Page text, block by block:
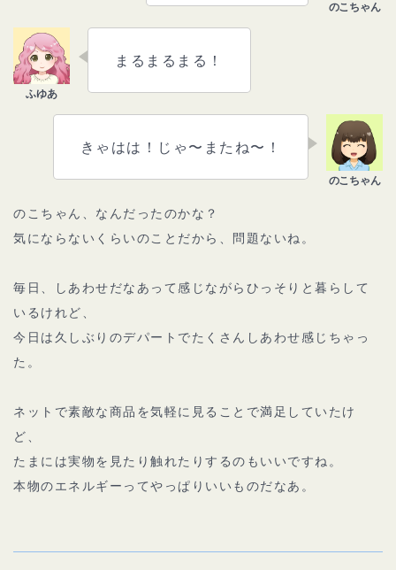
まるまるまる！
きゃはは！じゃ〜またね〜！
のこちゃん、なんだったのかな？
気にならないくらいのことだから、問題ないね。
毎日、しあわせだなあって感じながらひっそりと暮らして
いるけれど、
今日は久しぶりのデパートでたくさんしあわせ感じちゃっ
た。
ネットで素敵な商品を気軽に見ることで満足していたけ
ど、
たまには実物を見たり触れたりするのもいいですね。
本物のエネルギーってやっぱりいいものだなあ。